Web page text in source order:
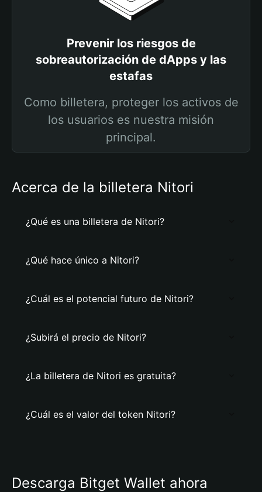
Prevenir los riesgos de
sobreautorización de dApps y las
estafas
Como billetera, proteger los activos de
los usuarios es nuestra misión
principal.
Acerca de la billetera Nitori
¿Qué es una billetera de Nitori?
¿Qué hace único a Nitori?
¿Cuál es el potencial futuro de Nitori?
¿Subirá el precio de Nitori?
¿La billetera de Nitori es gratuita?
¿Cuál es el valor del token Nitori?
Descarga Bitget Wallet ahora